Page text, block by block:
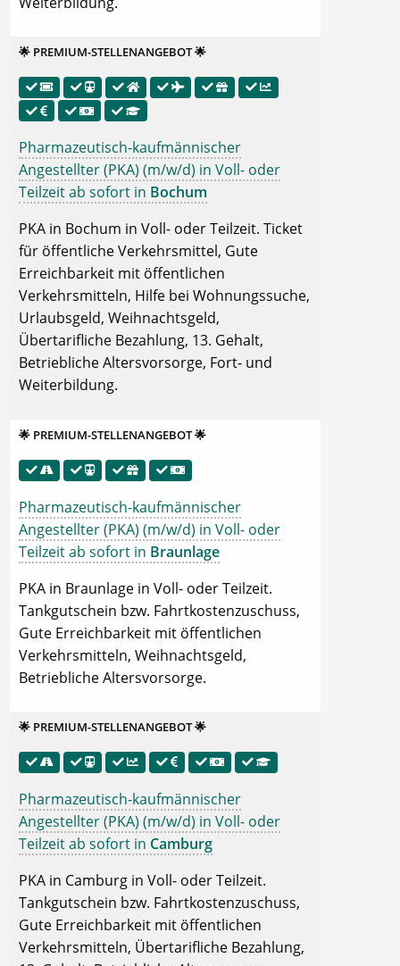
🌟 PREMIUM-STELLENANGEBOT 🌟
Pharmazeutisch-kaufmännischer
Angestellter (PKA) (m/w/d) in Voll- oder
Teilzeit ab sofort in Bochum
PKA in Bochum in Voll- oder Teilzeit. Ticket
für öffentliche Verkehrsmittel, Gute
Erreichbarkeit mit öffentlichen
Verkehrsmitteln, Hilfe bei Wohnungssuche,
Urlaubsgeld, Weihnachtsgeld,
Übertarifliche Bezahlung, 13. Gehalt,
Betriebliche Altersvorsorge, Fort- und
Weiterbildung.
🌟 PREMIUM-STELLENANGEBOT 🌟
Pharmazeutisch-kaufmännischer
Angestellter (PKA) (m/w/d) in Voll- oder
Teilzeit ab sofort in Braunlage
PKA in Braunlage in Voll- oder Teilzeit.
Tankgutschein bzw. Fahrtkostenzuschuss,
Gute Erreichbarkeit mit öffentlichen
Verkehrsmitteln, Weihnachtsgeld,
Betriebliche Altersvorsorge.
🌟 PREMIUM-STELLENANGEBOT 🌟
Pharmazeutisch-kaufmännischer
Angestellter (PKA) (m/w/d) in Voll- oder
Teilzeit ab sofort in Camburg
PKA in Camburg in Voll- oder Teilzeit.
Tankgutschein bzw. Fahrtkostenzuschuss,
Gute Erreichbarkeit mit öffentlichen
Verkehrsmitteln, Übertarifliche Bezahlung,